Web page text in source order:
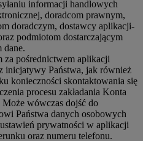
informacji handlowych
doradcom prawnym,
doradczym, dostawcy aplikacji-
podmiotom dostarczającym
dane.
pośrednictwem aplikacji
inicjatywy Państwa, jak również
konieczności skontaktowania się
procesu zakładania Konta
wówczas dojść do
Państwa danych osobowych
prywatności w aplikacji
oraz numeru telefonu.